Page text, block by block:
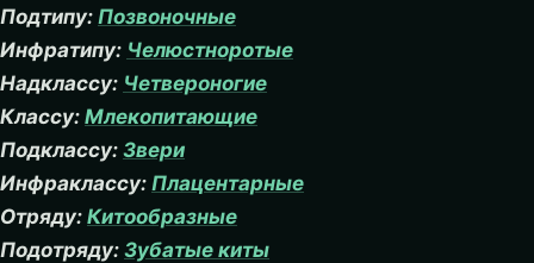
Подтипу: Позвоночные
Инфратипу: Челюстноротые
Надклассу: Четвероногие
Классу: Млекопитающие
Подклассу: Звери
Инфраклассу: Плацентарные
Отряду: Китообразные
Подотряду: Зубатые киты